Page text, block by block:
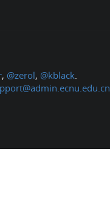
, @zerol, @kblack